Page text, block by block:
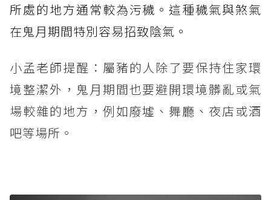
所處的地方通常較為污穢。這種穢氣與煞氣
在鬼月期間特別容易招致陰氣。
小孟老師提醒：屬豬的人除了要保持住家環
境整潔外，鬼月期間也要避開環境髒亂或氣
場較雜的地方，例如廢墟、舞廳、夜店或酒
吧等場所。